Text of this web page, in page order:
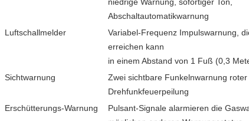
Abschaltautomatikwarnung
Luftschallmelder
Variabel-Frequenz Impulswarnung,
erreichen kann
in einem Abstand von 1 Fuß (0,3
Sichtwarnung
Zwei sichtbare Funkelnwarnung roter
Drehfunkfeuerpeilung
Erschütterungs-Warnung
Pulsant-Signale alarmieren die